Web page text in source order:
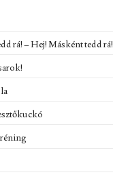
rá! – Hej! Másként tedd rá!